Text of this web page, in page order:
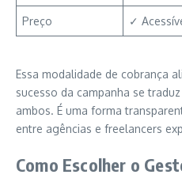
Preço ✓
Essa modalidade de cobrança
sucesso da campanha se
ambos. É uma forma
entre agências e freelancers
Como Escolher o